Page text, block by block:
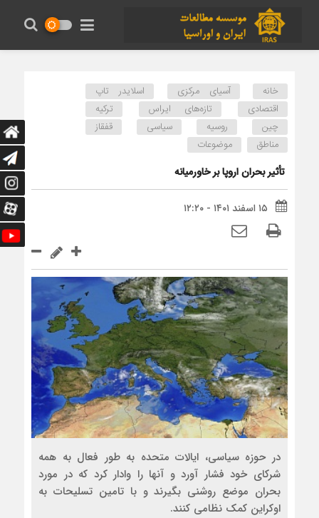
خانه آسیای مرکزی
اسلایدر تاپ
اقتصادی
تازه‌های ایراس
ترکیه
چین
روسیه سیاسی
قفقاز
مناطق
موضوعات
تأثیر بحران اروپا بر خاورمیانه
۱۵ اسفند ۱۴۰۱ - ۱۲:۲۰
در حوزه سیاسی، ایالات متحده به طور فعال به همه
شرکای خود فشار آورد و آنها را وادار کرد که در مورد
بحران موضع روشنی بگیرند و با تامین تسلیحات به
اوکراین کمک نظامی کنند.